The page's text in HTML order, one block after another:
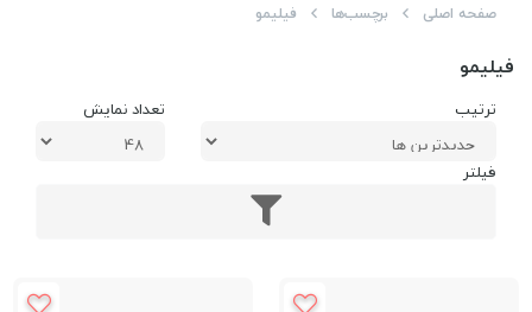
صفحه اصلی برچسب‌ها فیلیمو
فیلیمو
ترتیب تعداد نمایش
فیلتر